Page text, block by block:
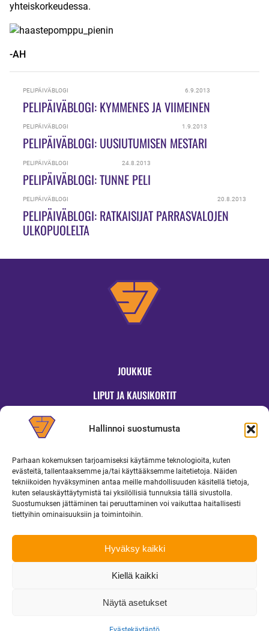
Hallinnoi suostumusta
Parhaan kokemuksen tarjoamiseksi käytämme teknologioita, kuten
evästeitä, tallentaaksemme ja/tai käyttääksemme laitetietoja. Näiden
tekniikoiden hyväksyminen antaa meille mahdollisuuden käsitellä tietoja,
kuten selauskäyttäytymistä tai yksilöllisiä tunnuksia tällä sivustolla.
Suostumuksen jättäminen tai peruuttaminen voi vaikuttaa haitallisesti
tiettyihin ominaisuuksiin ja toimintoihin.
Hyväksy kaikki
Kiellä kaikki
Näytä asetukset
yhteiskorkeudessa.
-AH
PELIPÄIVÄBLOGI 6.9.2013
PELIPÄIVÄBLOGI: KYMMENES JA VIIMEINEN
PELIPÄIVÄBLOGI 1.9.2013
PELIPÄIVÄBLOGI: UUSIUTUMISEN MESTARI
PELIPÄIVÄBLOGI 24.8.2013
PELIPÄIVÄBLOGI: TUNNE PELI
PELIPÄIVÄBLOGI 20.8.2013
PELIPÄIVÄBLOGI: RATKAISIJAT PARRASVALOJEN
ULKOPUOLELTA
JOUKKUE
LIPUT JA KAUSIKORTIT
OTTELUINFO
UUTISET
YRITYKSILLE
MEDIALLE
toimisto@superjymy.fi|Tietosuojaseloste